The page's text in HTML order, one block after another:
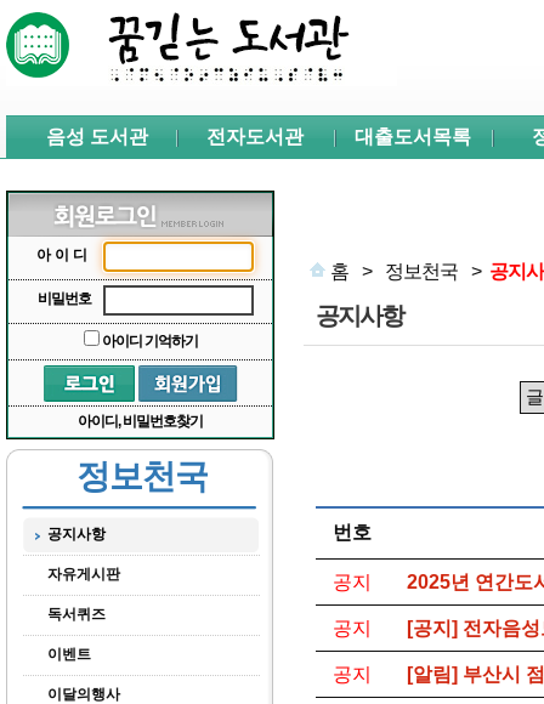
주메뉴 바로가기
서브메뉴 바로가기
음성 도서관 전자도서관 대출도서목록
아이디
비밀번호
아이디 기억하기
아이디, 비밀번호찾기
정보천국
공지사항
자유게시판
독서퀴즈
이벤트
이달의행사
홈 > 정보천국 > 공지
공지사항
번호
공지 2025년 연간도
공지 [공지] 전자음
공지 [알림] 부산시